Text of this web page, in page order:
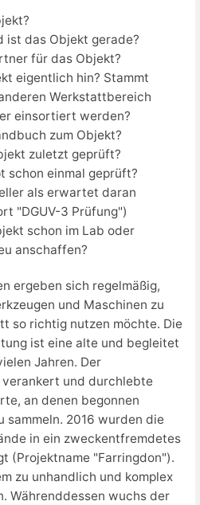
ist das Objekt gerade?
für das Objekt?
eigentlich hin? Stammt
Werkstattbereich
einsortiert werden?
zum Objekt?
zuletzt geprüft?
schon einmal geprüft?
als erwartet daran
"DGUV-3 Prüfung")
schon im Lab oder
anschaffen?
ergeben sich regelmäßig,
und Maschinen zu
so richtig nutzen möchte. Die
ist eine alte und begleitet
Jahren. Der
verankert und durchlebte
an denen begonnen
sammeln. 2016 wurden die
in ein zweckentfremdetes
(Projektname "Farringdon").
zu unhandlich und komplex
Währenddessen wuchs der